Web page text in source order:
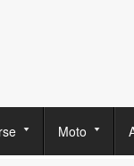
Moto